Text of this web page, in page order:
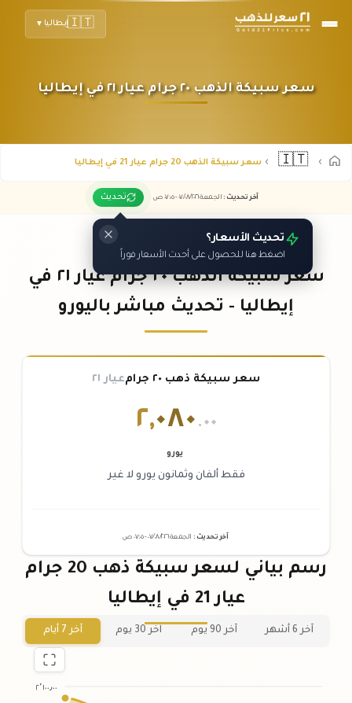
🇮🇹إيطاليا ▼
سعر سبيكة الذهب ٢٠ جرام عيار ٢١ في إيطاليا
🇮🇹 سعر سبيكة الذهب 20 جرام عيار 21 في إيطاليا
آخر تحديث : الجمعة ٠٧ /٠٨/٢٠٢٦ - ٠٧:٠٥ ص تحديث
تحديث الأسعار؟
اضغط هنا للحصول على أحدث الأسعار فوراً
سعر سبيكة الذهب ٢٠ جرام عيار ٢١ في
إيطاليا - تحديث مباشر باليورو
سعر سبيكة ذهب ٢٠ جرام عيار ٢١
٢,٠٨٠ .٠٠
يورو
فقط ألفان وثمانون يورو لا غير
آخر تحديث : الجمعة ٠٧ /٠٨/٢٠٢٦ - ٠٧:٠٥ ص
رسم بياني لسعر سبيكة ذهب 20 جرام
عيار 21 في إيطاليا
آخر 6 أشهر آخر 90 يوم آخر 30 يوم آخر 7 أيام
٢٬١٠٠٫٠٠